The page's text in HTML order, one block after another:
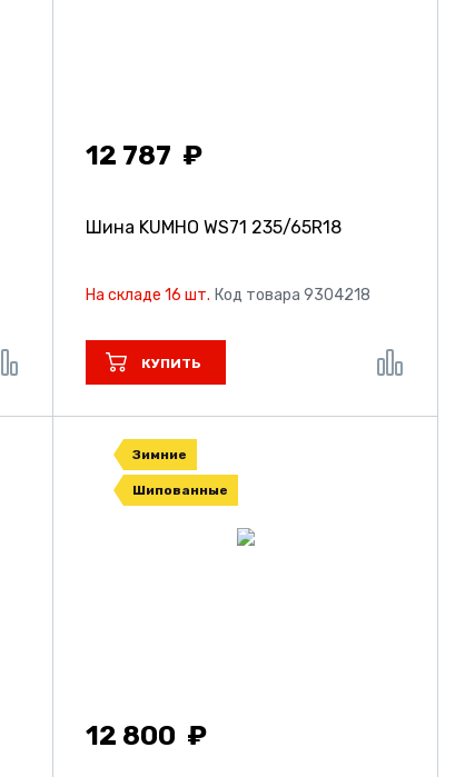
12 787
Шина KUMHO WS71 235/65R18
На складе 16 шт. Код товара 9304218
КУПИТЬ
Зимние
Шипованные
12 800